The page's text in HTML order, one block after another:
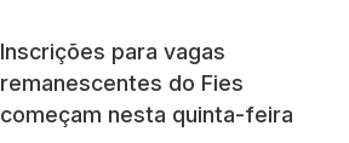
Inscrições para vagas
remanescentes do Fies
começam nesta quinta-feira